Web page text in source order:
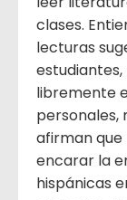
clases.
lecturas
libremente
personales,
afirman
encarar la
hispánicas